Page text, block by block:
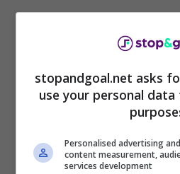
Gigi Moncalvo a ‘Radio
Bonuccidopo la
“Bonucci fa benissimo a
stopandgoal.net asks
use your personal
Personalised advertising
content measurement,
services development